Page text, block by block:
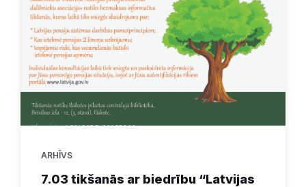
ARHĪVS
7.03 tikšanās ar biedrību “Latvijas